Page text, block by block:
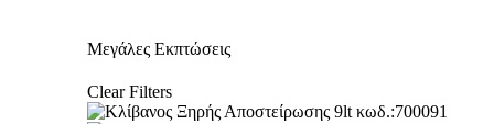
Μεγάλες Εκπτώσεις
Clear Filters